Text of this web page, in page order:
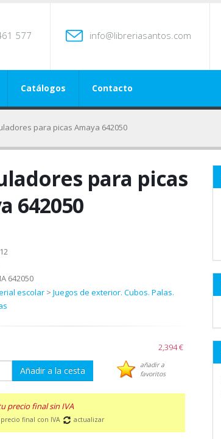
577 info@libreriasantos.com
Catálogos Contacto
para picas Amaya 642050
para picas
642050
642050
escolar> Juegos de exterior. Cubos. Palas.
2,394 €
Añadir a la cesta
añadir a
favoritos
precio final sin IVA
final con IVA actualizar